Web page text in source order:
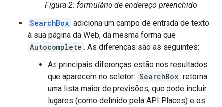
Figura 2: formulário de endereço preenchido
SearchBox adiciona um campo de entrada de texto
à sua página da Web, da mesma forma que
Autocomplete . As diferenças são as seguintes:
As principais diferenças estão nos resultados
que aparecem no seletor: SearchBox retorna
uma lista maior de previsões, que pode incluir
lugares (como definido pela API Places) e os